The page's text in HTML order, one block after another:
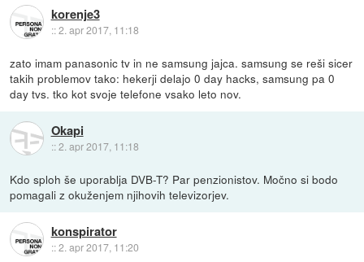
korenje3
::2. apr 2017, 11:18
zato imam panasonic tv in ne samsung jajca. samsung se reši sicer
takih problemov tako: hekerji delajo 0 day hacks, samsung pa 0
day tvs. tko kot svoje telefone vsako leto nov.
Okapi
::2. apr 2017, 11:18
Kdo sploh še uporablja DVB-T? Par penzionistov. Močno si bodo
pomagali z okuženjem njihovih televizorjev.
konspirator
::2. apr 2017, 11:20